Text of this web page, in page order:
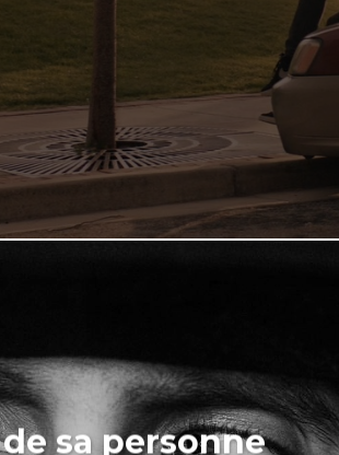
sa personne